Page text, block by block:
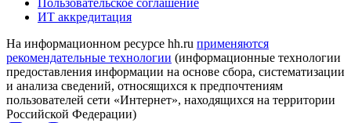
ИТ аккредитация
На информационном ресурсе hh.ru применяются
рекомендательные технологии (информационные технологии
предоставления информации на основе сбора, систематизации
и анализа сведений, относящихся к предпочтениям
пользователей сети «Интернет», находящихся на территории
Российской Федерации)